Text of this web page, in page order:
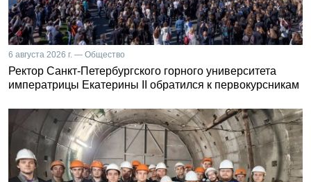
6 августа 2026 г. — Общество
Ректор Санкт-Петербургского горного университета
императрицы Екатерины II обратился к первокурсникам